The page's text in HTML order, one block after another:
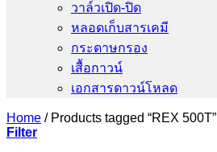
วาล์วเปิด-ปิด
หลอดเก็บสารเคมี
กระดาษกรอง
เสื้อกาวน์
เอกสารดาวน์โหลด
Home /Products tagged “REX 500T”
Filter